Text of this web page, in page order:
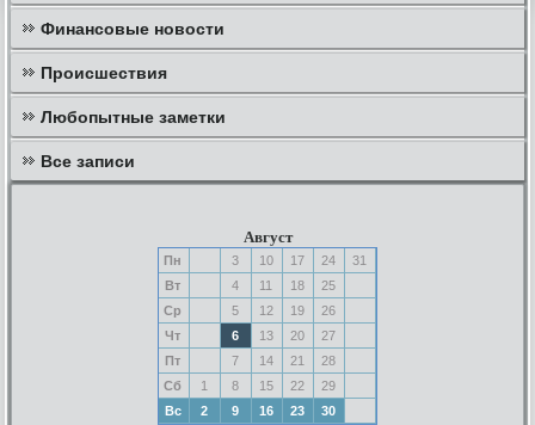
Финансовые новости
Происшествия
Любопытные заметки
Все записи
Август
Пн 3 10 17 24
31
Вт
4 11 18
25
Ср
5 12 19
26
Чт
6 13 20
27
Пт
7 14 21
28
Сб
1 8 15 22
29
Вс
2 9 16 23 30